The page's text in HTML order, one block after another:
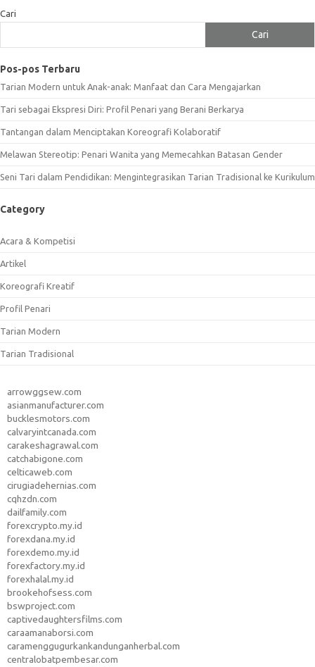
Cari
Cari
Pos-pos Terbaru
Tarian Modern untuk Anak-anak: Manfaat dan Cara Mengajarkan
Tari sebagai Ekspresi Diri: Profil Penari yang Berani Berkarya
Tantangan dalam Menciptakan Koreografi Kolaboratif
Melawan Stereotip: Penari Wanita yang Memecahkan Batasan Gender
Seni Tari dalam Pendidikan: Mengintegrasikan Tarian Tradisional ke Kurikulum
Category
Acara & Kompetisi
Artikel
Koreografi Kreatif
Profil Penari
Tarian Modern
Tarian Tradisional
arrowggsew.com
asianmanufacturer.com
bucklesmotors.com
calvaryintcanada.com
carakeshagrawal.com
catchabigone.com
celticaweb.com
cirugiadehernias.com
cqhzdn.com
dailfamily.com
forexcrypto.my.id
forexdana.my.id
forexdemo.my.id
forexfactory.my.id
forexhalal.my.id
brookehofsess.com
bswproject.com
captivedaughtersfilms.com
caraamanaborsi.com
caramenggugurkankandunganherbal.com
centralobatpembesar.com